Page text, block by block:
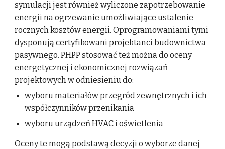
symulacji jest również wyliczone zapotrzebowanie
energii na ogrzewanie umożliwiające ustalenie
rocznych kosztów energii. Oprogramowaniami tymi
dysponują certyfikowani projektanci budownictwa
pasywnego. PHPP stosować też można do oceny
energetycznej i ekonomicznej rozwiązań
projektowych w odniesieniu do:
wyboru materiałów przegród zewnętrznych i ich
współczynników przenikania
wyboru urządzeń HVAC i oświetlenia
Oceny te mogą podstawą decyzji o wyborze danej